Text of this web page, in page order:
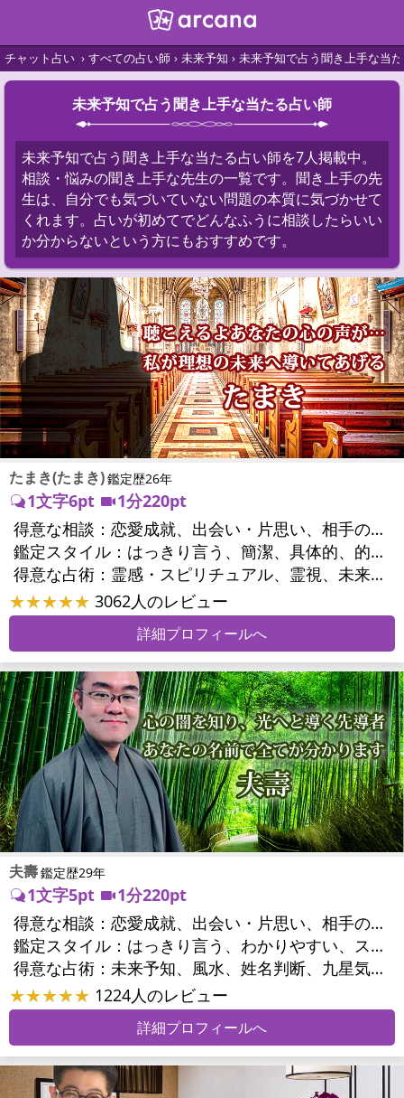
チャット占い すべての占い師 未来予知 未来予知で占う聞き上手な当
未来予知で占う聞き上手な当たる占い師
未来予知で占う聞き上手な当たる占い師を7人掲載中。
相談・悩みの聞き上手な先生の一覧です。聞き上手の先
生は、自分でも気づいていない問題の本質に気づかせて
くれます。占いが初めてでどんなふうに相談したらいい
か分からないという方にもおすすめです。
たまき(たまき)鑑定歴26年
1文字6pt
1分220pt
得意な相談：
恋愛成就、出会い・片思い、相手の気持ち、相性、結婚、男心・女心、二人の今後、複雑な恋愛、三角関係、浮気、不倫、復活愛、復縁、離婚、同性愛・LGBT、人間関係、職場の人間関係、対人関係、仕事運、適職、天職、転職、進路、就職、人生全般、使命、経営相談、人事、開業、夢、目標、ビジネスチャンス、ビジネスパートナー、パワーハラスメント、セクシャルハラスメント、家族関係、夫婦関係、家庭問題、夫婦問題、親族問題、育児・子育て、シングルマザー、相続関係、美容、心の問題、トラウマ、ストレス、人生相談、霊的問題、ご先祖様、守護霊様、魂の本質、前世、来世、引越し・転居、方位、開運指導、健康運、金運、金銭トラブル、ご近所問題
鑑定スタイル：
はっきり言う、簡潔、具体的、的確、情報量が多い、友達のように相談できる、聞き上手、とても話しやすい、愛にあふれ温かい、深く濃厚、勇気をくれる、前向き・元気になれる、実力派
得意な占術：
霊感・スピリチュアル、霊視、未来予知、前世・来世、波動修正、タロット、オラクルカード、風水、占星術、カウンセリング
★★★★★ 3062人のレビュー
詳細プロフィールへ
夫壽鑑定歴29年
1文字5pt
1分220pt
得意な相談：
恋愛成就、出会い・片思い、相手の気持ち、相性、縁結び、結婚、男心・女心、二人の今後、複雑な恋愛、三角関係、略奪愛、浮気、不倫、復活愛、復縁、離婚、同性愛・LGBT、人間関係、職場の人間関係、対人関係、仕事運、適職、転職、進路、人生全般、人事、開業、廃業、目標、家族関係、夫婦関係、家庭問題、夫婦問題、親族問題、育児・子育て、シングルマザー、引越し・転居、方位、開運指導、健康運、金運
鑑定スタイル：
はっきり言う、わかりやすい、スピード鑑定、簡潔、具体的、的確、納得感、情報量が多い、友達のように相談できる、聞き上手、とても話しやすい、じっくり聞いてくれる、愛にあふれ温かい、深く濃厚、勇気をくれる、前向き・元気になれる、実力派
得意な占術：
未来予知、風水、姓名判断、九星気学、占星術、数秘術、陰陽五行、手相、カウンセリング、オリジナル占術
★★★★★ 1224人のレビュー
詳細プロフィールへ